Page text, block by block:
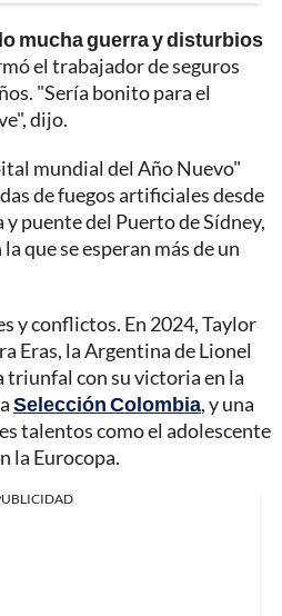
mucha guerra y disturbios
el trabajador de seguros
"Sería bonito para el
dijo.
mundial del Año Nuevo"
de fuegos artificiales desde
puente del Puerto de Sídney,
que se esperan más de un
y conflictos. En 2024, Taylor
Eras, la Argentina de Lionel
triunfal con su victoria en la
Selección Colombia, y una
talentos como el adolescente
la Eurocopa.